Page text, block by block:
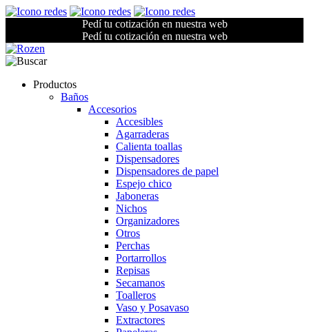
Pedí tu cotización en nuestra web
Pedí tu cotización en nuestra web
Productos
Baños
Accesorios
Accesibles
Agarraderas
Calienta toallas
Dispensadores
Dispensadores de papel
Espejo chico
Jaboneras
Nichos
Organizadores
Otros
Perchas
Portarrollos
Repisas
Secamanos
Toalleros
Vaso y Posavaso
Extractores